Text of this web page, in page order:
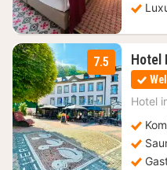
7.5 Hotel
Hotel